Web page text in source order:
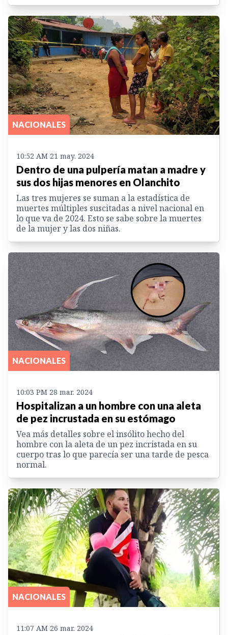
NACIONALES
10:52 AM 21 may. 2024
Dentro de una pulpería matan a madre y
sus dos hijas menores en Olanchito
Las tres mujeres se suman a la estadística de
muertes múltiples suscitadas a nivel nacional en
lo que va de 2024. Esto se sabe sobre la muertes
de la mujer y las dos niñas.
NACIONALES
10:03 PM 28 mar. 2024
Hospitalizan a un hombre con una aleta
de pez incrustada en su estómago
Vea más detalles sobre el insólito hecho del
hombre con la aleta de un pez incristada en su
cuerpo tras lo que parecía ser una tarde de pesca
normal.
NACIONALES
11:07 AM 26 mar. 2024